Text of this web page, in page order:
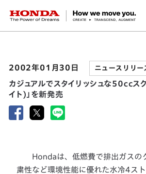
HONDA The Power of Dreams
2002年01月30日 ニュースリリー
カジュアルでスタイリッシュな50ccス
イト)」を新発売
Hondaは、低燃費で排出ガスの
粛性など環境性能に優れた水冷4ス